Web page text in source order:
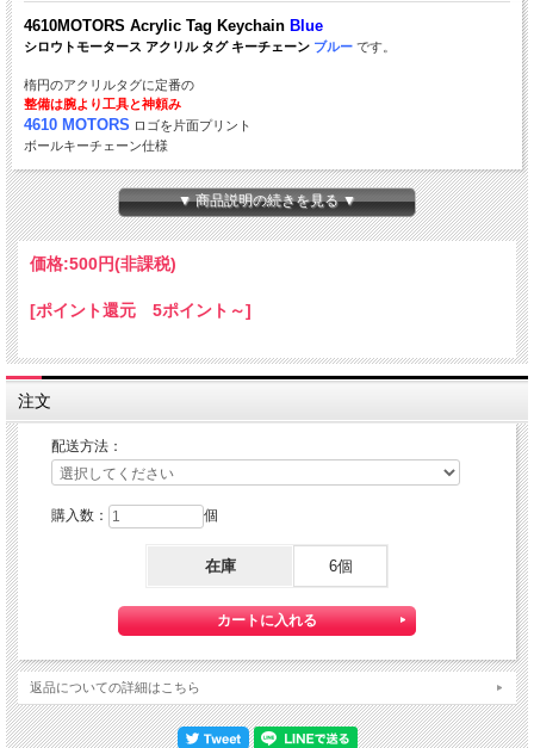
4610MOTORS Acrylic Tag Keychain Blue
シロウトモータース アクリル タグ キーチェーン ブルー です。
楕円のアクリルタグに定番の
整備は腕より工具と神頼み
4610 MOTORS ロゴを片面プリント
ボールキーチェーン仕様
本体サイズ：約８０ｘ３５ｘ３ｍｍ
数量限定 在庫限りのミニ工具チャームプレゼント
ハーツ屋さんでお試し購入しましたが値段設定が・・・・
在庫なくなり次第終了いたします
定形郵便：『利用する』
ゆうパケット：『利用する』をご選択下さい。
『定形郵便』・『ゆうパケット』は通常の宅配便と異なり
直接ポストへ投函するお届け方法です。
宅配便のように受領印やサインのやり取りが無く、ご不在時であってもお受け取り
いただけます。
お知らせしますので、日本郵便のHPにて配達状況をご確認いただけます。
◆定形郵便、ゆうパケットご利用の際の注意点
※1）代金引換がご利用いただけません。
代金引換をご希望の場合は宅配便にて対応させて頂きます。
▼ 商品説明の続きを見る ▼
価格:500円(非課税)
[ポイント還元 5ポイント～]
注文
配送方法：
購入数： 個
在庫 6個
返品についての詳細はこちら